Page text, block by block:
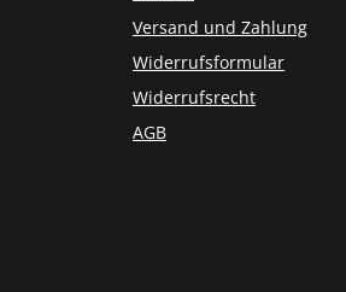
Versand und Zahlung
Widerrufsformular
Widerrufsrecht
AGB